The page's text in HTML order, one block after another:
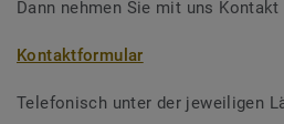
Dann nehmen Sie mit uns Kontakt
Kontaktformular
Telefonisch unter der jeweiligen